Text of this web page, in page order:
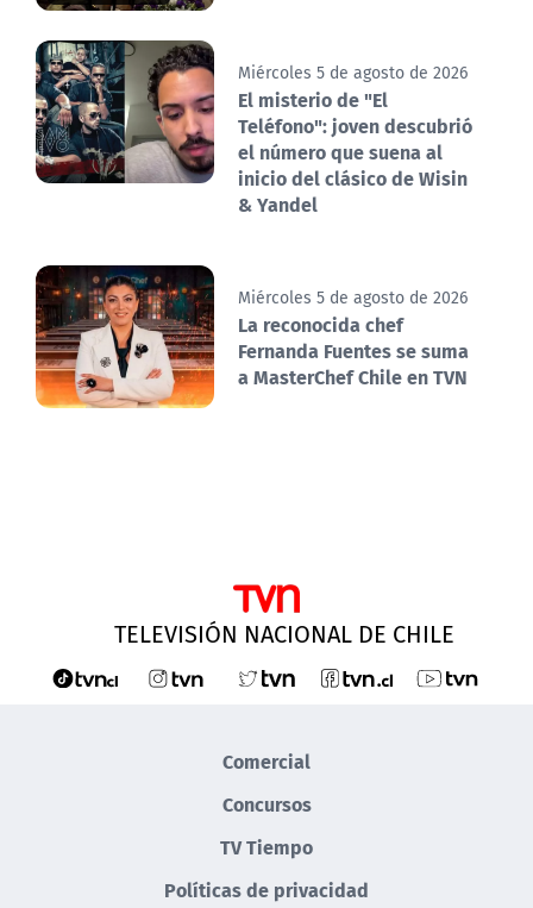
Miércoles 5 de agosto de 2026
El misterio de "El
Teléfono": joven descubrió
el número que suena al
inicio del clásico de Wisin
& Yandel
Miércoles 5 de agosto de 2026
La reconocida chef
Fernanda Fuentes se suma
a MasterChef Chile en TVN
TELEVISIÓN NACIONAL DE CHILE
Comercial
Concursos
TV Tiempo
Políticas de privacidad